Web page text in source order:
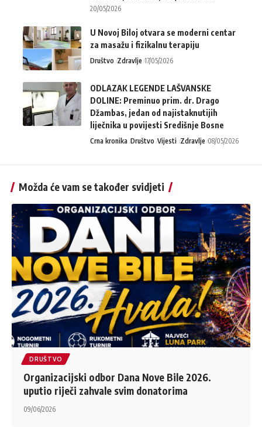
20/05/2026
U Novoj Biloj otvara se moderni centar
za masažu i fizikalnu terapiju
Društvo Zdravlje 17/05/2026
ODLAZAK LEGENDE LAŠVANSKE
DOLINE: Preminuo prim. dr. Drago
Džambas, jedan od najistaknutijih
liječnika u povijesti Središnje Bosne
Crna kronika Društvo Vijesti Zdravlje 08/05/2026
Možda će vam se također svidjeti
DRUŠTVO
Organizacijski odbor Dana Nove Bile 2026.
uputio riječi zahvale svim donatorima
09/06/2026